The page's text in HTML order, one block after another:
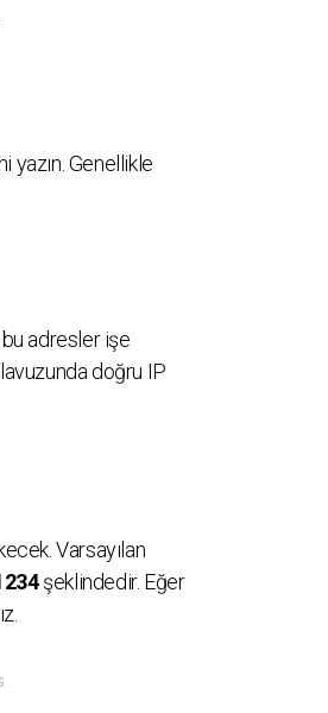
yazın. Genellikle
adresler işe
doğru IP
Varsayılan
şeklindedir. Eğer